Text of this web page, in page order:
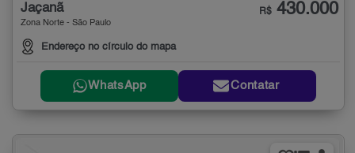
Jaçanã
Zona Norte - São Paulo
Endereço no círculo do mapa
R$ 430.000
WhatsApp Contatar